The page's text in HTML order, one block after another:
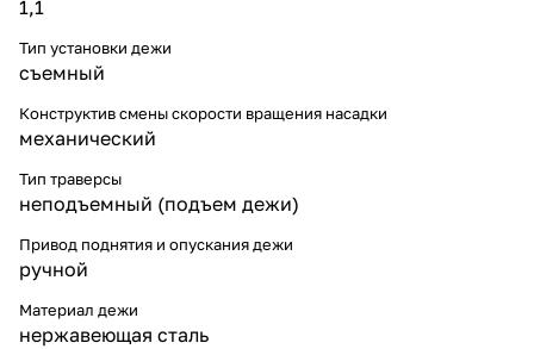
1,1
Тип установки дежи
съемный
Конструктив смены скорости вращения насадки
механический
Тип траверсы
неподъемный (подъем дежи)
Привод поднятия и опускания дежи
ручной
Материал дежи
нержавеющая сталь